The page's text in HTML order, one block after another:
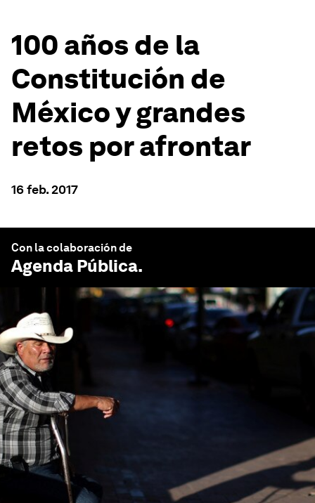
100 años de la
Constitución de
México y grandes
retos por afrontar
16 feb. 2017
Con la colaboración de
Agenda Pública.